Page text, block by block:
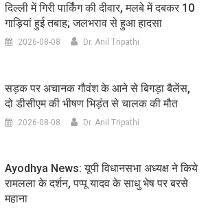
दिल्ली में गिरी पार्किंग की दीवार, मलबे में दबकर 10
गाड़ियां हुई तबाह; जलभराव से हुआ हादसा
2026-08-08 Dr. Anil Tripathi
सड़क पर अचानक गौवंश के आने से बिगड़ा बैलेंस,
दो डीसीएम की भीषण भिड़ंत से चालक की मौत
2026-08-08 Dr. Anil Tripathi
Ayodhya News: यूपी विधानसभा अध्यक्ष ने किये
रामलला के दर्शन, पप्पू यादव के साधु भेष पर बरसे
महाना